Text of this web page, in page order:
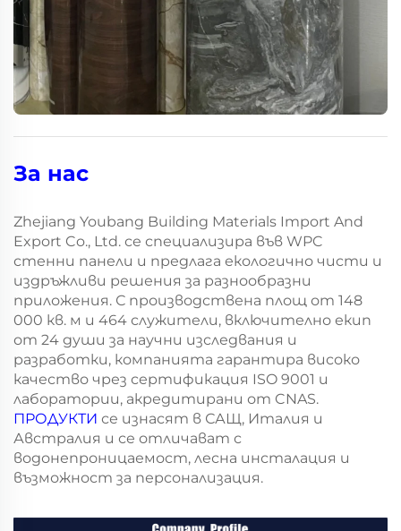
За нас
Zhejiang Youbang Building Materials Import And
Export Co., Ltd. се специализира във WPC
стенни панели и предлага екологично чисти и
издръжливи решения за разнообразни
приложения. С производствена площ от 148
000 кв. м и 464 служители, включително екип
от 24 души за научни изследвания и
разработки, компанията гарантира високо
качество чрез сертификация ISO 9001 и
лаборатории, акредитирани от CNAS.
ПРОДУКТИ се изнасят в САЩ, Италия и
Австралия и се отличават с
водонепроницаемост, лесна инсталация и
възможност за персонализация.